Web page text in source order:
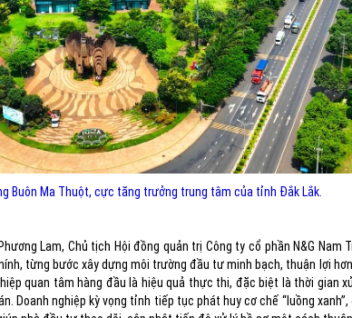
Buôn Ma Thuột, cực tăng trưởng trung tâm của tỉnh Đắk Lắk.
Lam, Chủ tịch Hội đồng quản trị Công ty cổ phần N&G Nam
từng bước xây dựng môi trường đầu tư minh bạch, thuận lợi
quan tâm hàng đầu là hiệu quả thực thi, đặc biệt là thời gian
Doanh nghiệp kỳ vọng tỉnh tiếp tục phát huy cơ chế “luồng